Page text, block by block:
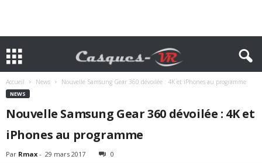
Accueil News Nouvelle Samsung Gear 360 dévoilée : 4K et iPhones au programme
NEWS
Nouvelle Samsung Gear 360 dévoilée : 4K et
iPhones au programme
Par Rmax - 29 mars 2017 0